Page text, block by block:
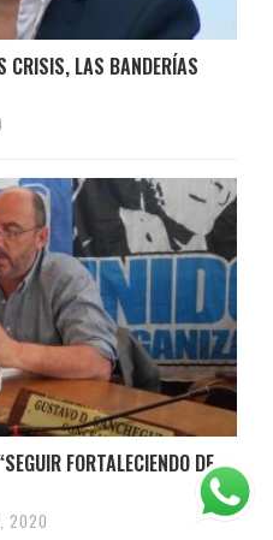
CRISIS, LAS BANDERÍAS
FORTALECIENDO DE
2020